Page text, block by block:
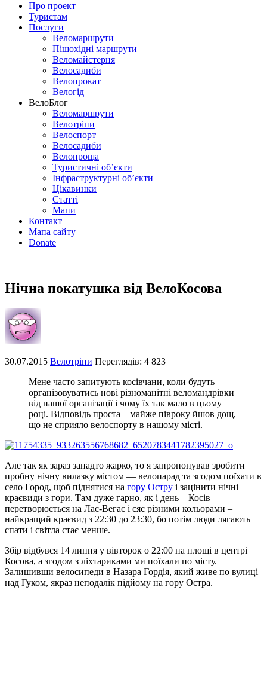
Про проект
Туристам
Послуги
Веломаршрути
Пішохідні маршрути
Веломайстерня
Велосадиби
Велопрокат
Велогід
ВелоБлог
Веломаршрути
Велотріпи
Велоспорт
Велосадиби
Велопроща
Туристичні об’єкти
Інфраструктурні об’єкти
Цікавинки
Статті
Мапи
Контакт
Мапа сайту
Donate
Нічна покатушка від ВелоКосова
30.07.2015 Велотріпи Переглядів: 4 823
Мене часто запитують косівчани, коли будуть
організовуватись нові різноманітні веломандрівки
від нашої організації і чому їх так мало в цьому
році. Відповідь проста – майже півроку йшов дощ,
що не сприяло велоспорту в нашому місті.
Але так як зараз занадто жарко, то я запропонував зробити
пробну нічну вилазку містом — велопарад та згодом поїхати в
село Город, щоб піднятися на гору Остру і зацінити нічні
краєвиди з гори. Там дуже гарно, як і день – Косів
перетворюється на Лас-Вегас і сяє різними кольорами –
найкращий краєвид з 22:30 до 23:30, бо потім люди лягають
спати і світла стає менше.
Збір відбувся 14 липня у вівторок о 22:00 на площі в центрі
Косова, а згодом з ліхтариками ми поїхали по місту.
Залишивши велосипеди в Назара Гордія, який живе по вулиці
над Гуком, якраз неподалік підйому на гору Остра.